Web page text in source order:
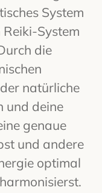
System
System
die
natürliche
und deine
genaue
und andere
optimal